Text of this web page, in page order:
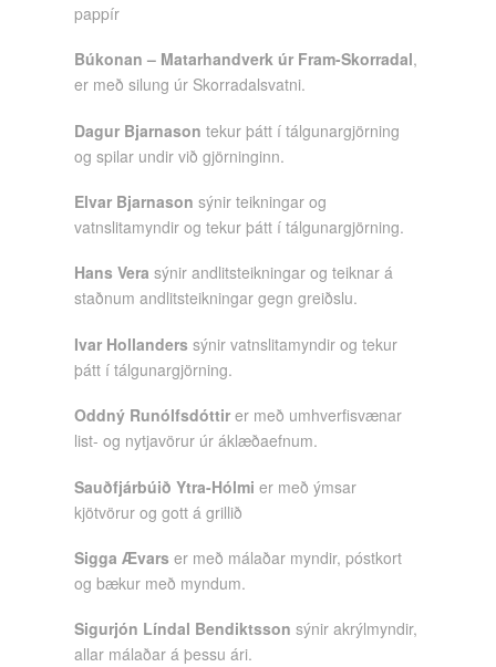
pappír
Búkonan – Matarhandverk úr Fram-Skorradal,
er með silung úr Skorradalsvatni.
Dagur Bjarnasontekur þátt í tálgunargjörning
og spilar undir við gjörninginn.
Elvar Bjarnasonsýnir teikningar og
vatnslitamyndir og tekur þátt í tálgunargjörning.
Hans Verasýnir andlitsteikningar og teiknar á
staðnum andlitsteikningar gegn greiðslu.
Ivar Hollanderssýnir vatnslitamyndir og tekur
þátt í tálgunargjörning.
Oddný Runólfsdóttirer með umhverfisvænar
list- og nytjavörur úr áklæðaefnum.
Sauðfjárbúið Ytra-Hólmier með ýmsar
kjötvörur og gott á grillið
Sigga Ævarser með málaðar myndir, póstkort
og bækur með myndum.
Sigurjón Líndal Bendiktssonsýnir akrýlmyndir,
allar málaðar á þessu ári.